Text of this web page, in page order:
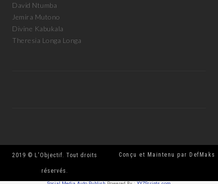
David Ntumba
Jemira Mutono
Divine Kabukala
Theresia Longa Longa
2019 © L'Objectif. Tout droits
réservés.
Conçu et Maintenu par DefMaks